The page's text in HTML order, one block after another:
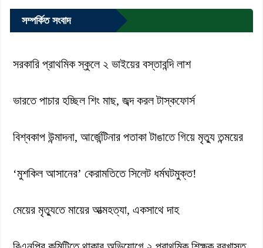
সম্পর্কিত সংবাদ
সরকারি প্রাথমিক স্কুলে ২ ভাইয়ের বস্তাবন্দি লাশ
ভারতে পাচার হচ্ছিল শিং মাছ, জব্দ করল টাস্কফোর্স
বিশ্বকাপ উন্মাদনা, আর্জেন্টিনার পতাকা টাঙাতে গিয়ে মৃত্যু তন্ময়ের
‘মুশকিল আসানের’ কেরামতিতে সিলেট ধর্মঘটমুক্ত!
মেয়ের মৃত্যুতে মায়ের আত্মহত্যা, একসাথে দাহ